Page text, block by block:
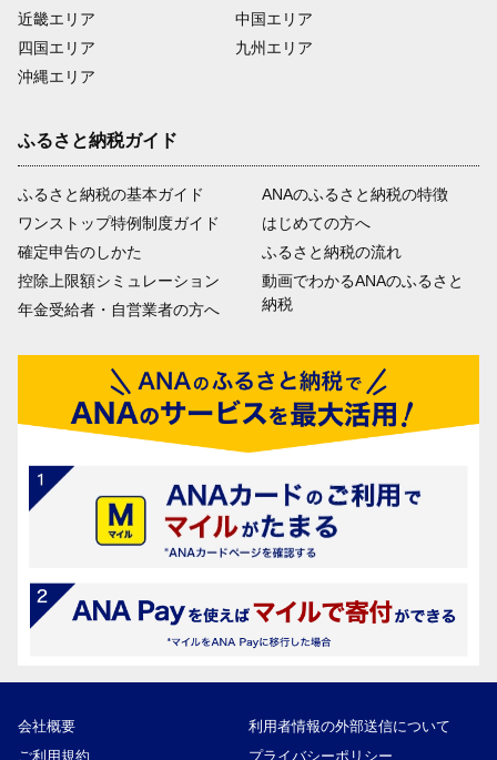
近畿エリア
四国エリア
沖縄エリア
中国エリア
九州エリア
ふるさと納税ガイド
ふるさと納税の基本ガイド
ワンストップ特例制度ガイド
確定申告のしかた
控除上限額シミュレーション
年金受給者・自営業者の方へ
ANAのふるさと納税の特徴
はじめての方へ
ふるさと納税の流れ
動画でわかるANAのふるさと
納税
会社概要
利用者情報の外部送信について
ご利用規約
プライバシーポリシー